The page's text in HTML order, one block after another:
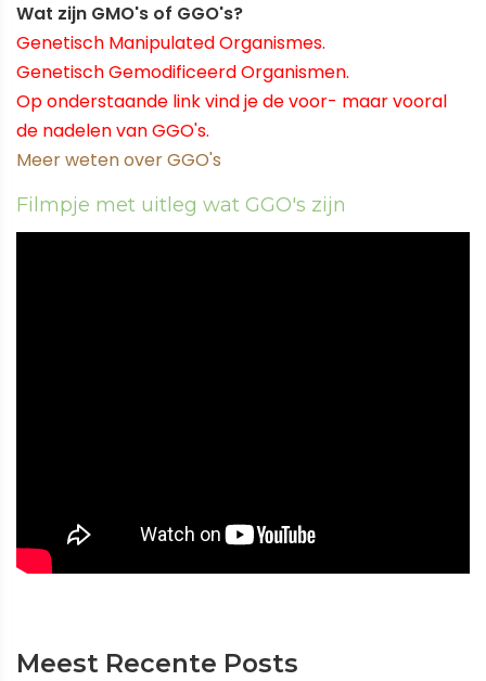
Wat zijn GMO's of GGO's?
Genetisch Manipulated Organismes.
Genetisch Gemodificeerd Organismen.
Op onderstaande link vind je de voor- maar vooral
de nadelen van GGO's.
Meer weten over GGO's
Filmpje met uitleg wat GGO's zijn
Meest Recente Posts